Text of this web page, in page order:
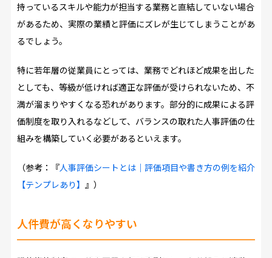
持っているスキルや能力が担当する業務と直結していない場合
があるため、実際の業績と評価にズレが生じてしまうことがあ
るでしょう。
特に若年層の従業員にとっては、業務でどれほど成果を出した
としても、等級が低ければ適正な評価が受けられないため、不
満が溜まりやすくなる恐れがあります。部分的に成果による評
価制度を取り入れるなどして、バランスの取れた人事評価の仕
組みを構築していく必要があるといえます。
（参考：『人事評価シートとは｜評価項目や書き方の例を紹介
【テンプレあり】 』）
人件費が高くなりやすい